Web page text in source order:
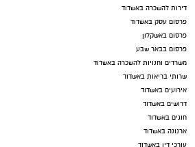
דירות להשכרה באשדוד
פרסום עסק באשדוד
פרסום באשקלון
פרסום בבאר שבע
משרדים וחנויות להשכרה באשדוד
שרותי בריאות באשדוד
אירועים באשדוד
דרושים באשדוד
חוגים באשדוד
ארנונה באשדוד
עורכי דין באשדוד